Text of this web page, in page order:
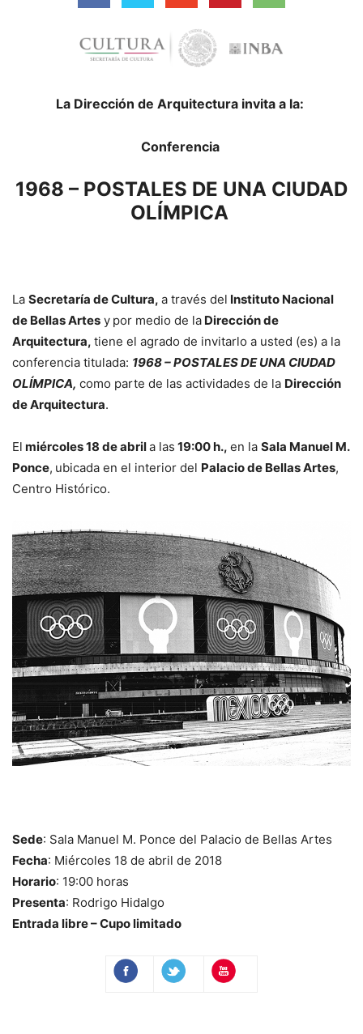
La Dirección de Arquitectura invita a la:
Conferencia
1968 – POSTALES DE UNA CIUDAD
OLÍMPICA
La Secretaría de Cultura, a través del Instituto Nacional
de Bellas Artes y por medio de la Dirección de
Arquitectura, tiene el agrado de invitarlo a usted (es) a la
conferencia titulada: 1968 – POSTALES DE UNA CIUDAD
OLÍMPICA, como parte de las actividades de la Dirección
de Arquitectura.
El miércoles 18 de abrila las 19:00 h., en la Sala Manuel M.
Ponce, ubicada en el interior del Palacio de Bellas Artes,
Centro Histórico.
Sede: Sala Manuel M. Ponce del Palacio de Bellas Artes
Fecha: Miércoles 18 de abril de 2018
Horario: 19:00 horas
Presenta: Rodrigo Hidalgo
Entrada libre – Cupo limitado